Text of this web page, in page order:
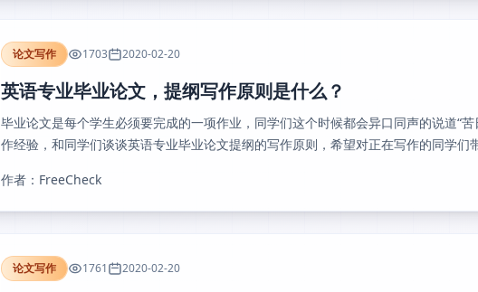
论文写作 1703 2020-02-20
英语专业毕业论文，提纲写作原则是什么？
毕业论文是每个学生必须要完成的一项作业，同学们这个时候都会异口同声的说道“
作经验，和同学们谈谈英语专业毕业论文提纲的写作原则，希望对正在写作的同学们
作者：FreeCheck
论文写作 1761 2020-02-20